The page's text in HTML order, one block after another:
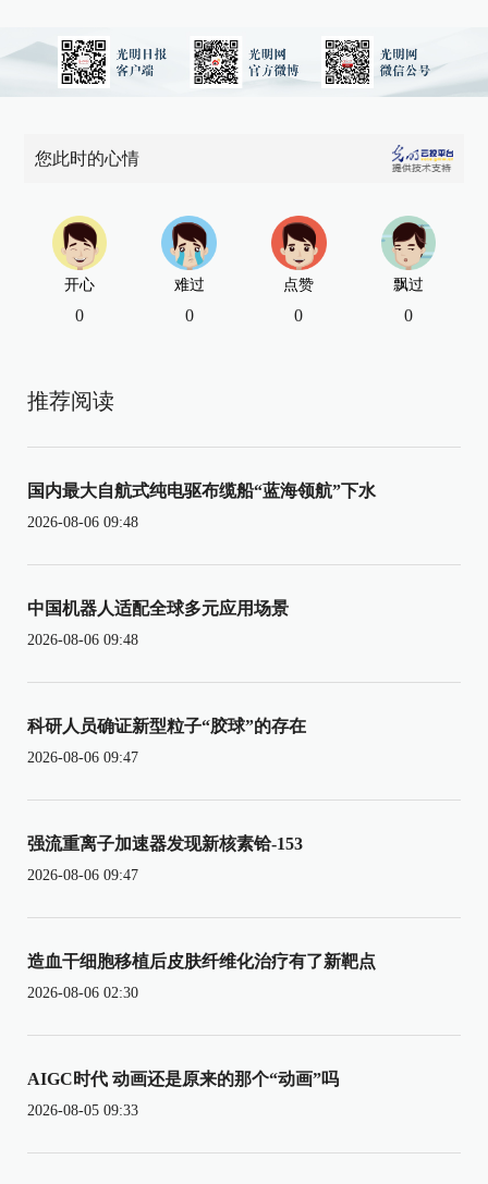
您此时的心情
开心
0
难过
0
点赞
0
飘过
0
推荐阅读
国内最大自航式纯电驱布缆船“蓝海领航”下水
2026-08-06 09:48
中国机器人适配全球多元应用场景
2026-08-06 09:48
科研人员确证新型粒子“胶球”的存在
2026-08-06 09:47
强流重离子加速器发现新核素铪-153
2026-08-06 09:47
造血干细胞移植后皮肤纤维化治疗有了新靶点
2026-08-06 02:30
AIGC时代 动画还是原来的那个“动画”吗
2026-08-05 09:33